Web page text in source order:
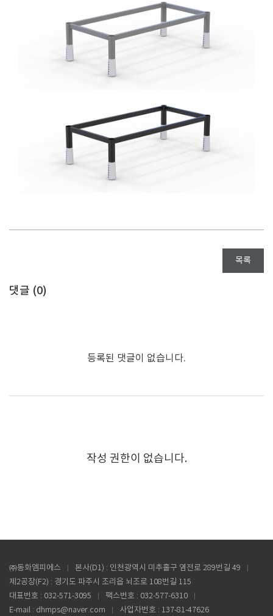
목록
댓글 (0)
등록된 댓글이 없습니다.
작성 권한이 없습니다.
㈜동화엠피에스
본사(D1) : 인천광역시 미추홀구 염전로 289번길 49
제2공장(F2) : 경기도 파주시 조리읍 뇌조로 108번길 115
대표번호 : 032-571-3095
팩스번호 : 032-577-6310
E-mail : dhmps@naver.com
사업자번호 : 137-81-47626